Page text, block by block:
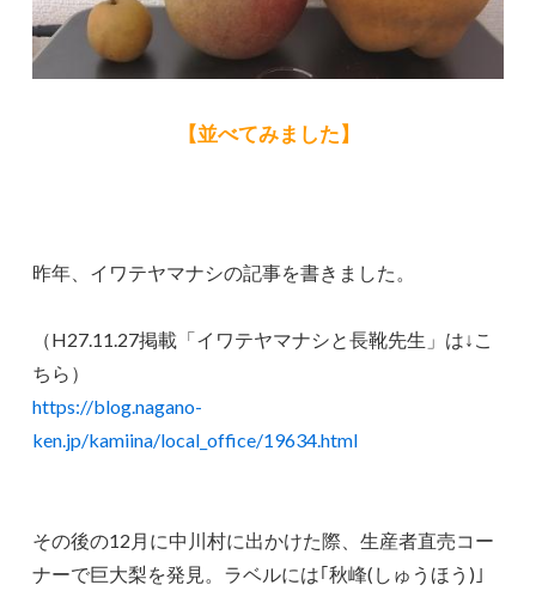
【並べてみました】
昨年、イワテヤマナシの記事を書きました。
（H27.11.27掲載「イワテヤマナシと長靴先生」は↓こ
ちら）
https://blog.nagano-
ken.jp/kamiina/local_office/19634.html
その後の12月に中川村に出かけた際、生産者直売コー
ナーで巨大梨を発見。ラベルには｢秋峰(しゅうほう)｣